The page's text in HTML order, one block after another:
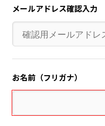
メールアドレス確認入力
お名前（フリガナ）